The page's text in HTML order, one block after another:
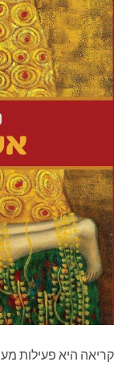
קריאה היא פעילות